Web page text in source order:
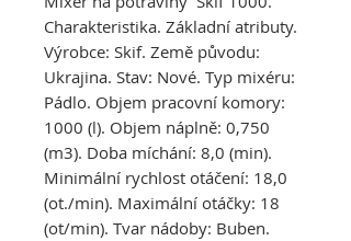
Charakteristika. Základní atributy.
Výrobce: Skif. Země původu:
Ukrajina. Stav: Nové. Typ mixéru:
Pádlo. Objem pracovní komory:
1000 (l). Objem náplně: 0,750
(m3). Doba míchání: 8,0 (min).
Minimální rychlost otáčení: 18,0
(ot./min). Maximální otáčky: 18
(ot/min). Tvar nádoby: Buben.